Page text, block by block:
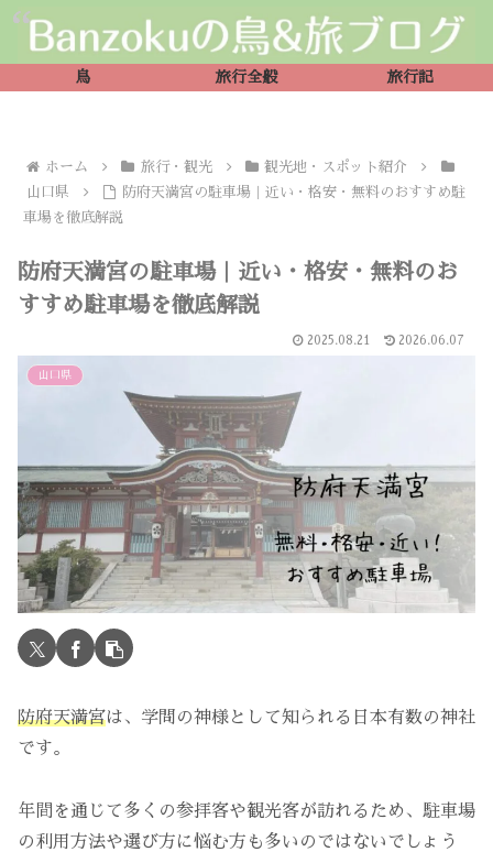
鳥 旅行全般 旅行記
ホーム 旅行・観光
観光地・スポット紹介
山口県
防府天満宮の駐車場｜近い・格安・無料のおすすめ駐
車場を徹底解説
防府天満宮の駐車場｜近い・格安・無料のお
すすめ駐車場を徹底解説
2025.08.21 2026.06.07
山口県
防府天満宮は、学問の神様として知られる日本有数の神社
です。
年間を通じて多くの参拝客や観光客が訪れるため、駐車場
の利用方法や選び方に悩む方も多いのではないでしょう